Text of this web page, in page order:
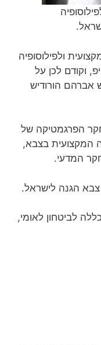
ולפילוסופיה
וקודם לכן על
אברהם הורודיש
הפרגמטיקה של
המקצועית בצבא,
המדעי.
הגנה לישראל.
לביטחון לאומי,